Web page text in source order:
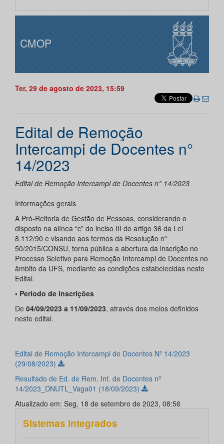
CMOP
Ter, 29 de agosto de 2023, 15:59
Edital de Remoção
Intercampi de Docentes n°
14/2023
Edital de Remoção Intercampi de Docentes n° 14/2023
Informações gerais
A Pró-Reitoria de Gestão de Pessoas, considerando o
disposto na alínea “c” do inciso III do artigo 36 da Lei
8.112/90 e visando aos termos da Resolução nº
50/2015/CONSU, torna pública a abertura da inscrição no
Processo Seletivo para Remoção Intercampi de Docentes no
âmbito da UFS, mediante as condições estabelecidas neste
Edital.
• Período de inscrições
De 04/09/2023 a 11/09/2023, através dos meios definidos
neste edital.
Edital de Remoção Intercampi de Docentes Nº 14/2023
(29/08/2023)
Resultado de Ed. de Rem. Int. de Docentes nº
14/2023_DNUTL_Vaga01 (18/09/2023)
Atualizado em: Seg, 18 de setembro de 2023, 08:56
Sistemas integrados